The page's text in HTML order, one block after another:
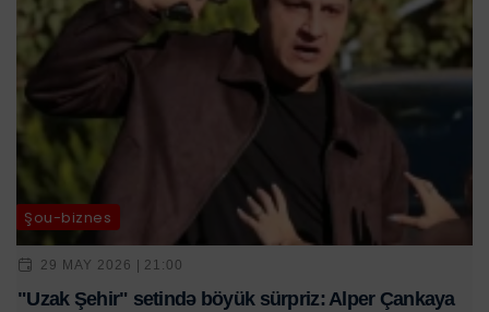
Şou-biznes
29 MAY 2026 | 21:00
"Uzak Şehir" setində böyük sürpriz: Alper Çankaya